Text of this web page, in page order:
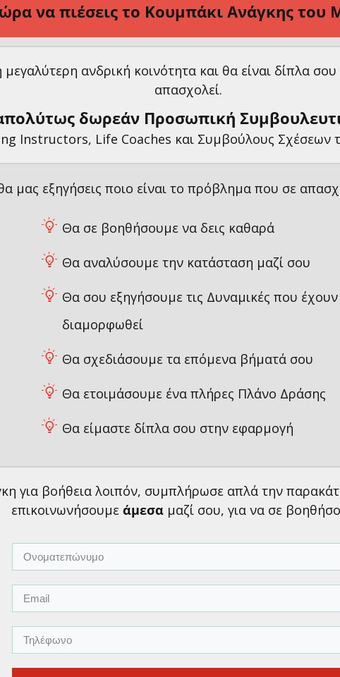
να πιέσεις το Κουμπάκι Ανάγκης του
ανδρική κοινότητα και θα είναι δίπλα
απασχολεί.
δωρεάν Προσωπική
Instructors, Life Coaches και Συμβούλους Σχέσεων
μας εξηγήσεις ποιο είναι το πρόβλημα που σε
​Θα σε βοηθήσουμε να δεις καθαρά
Θα αναλύσουμε την κατάσταση μαζί σου
Θα σου εξηγήσουμε τις Δυναμικές που έχουν
διαμορφωθεί
Θα σχεδιάσουμε τα επόμενα βήματά σου
Θα ετοιμάσουμε ένα πλήρες Πλάνο Δράσης
Θα είμαστε δίπλα σου στην εφαρμογή
για βοήθεια λοιπόν, συμπλήρωσε απλά την
επικοινωνήσουμε άμεσαμαζί σου, για να σε